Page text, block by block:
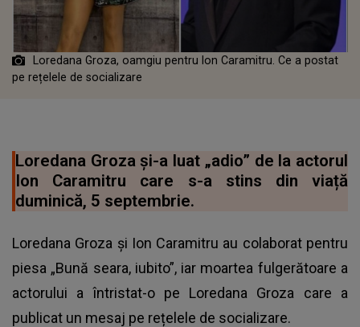
Loredana Groza, oamgiu pentru Ion Caramitru. Ce a postat
pe rețelele de socializare
Loredana Groza și-a luat „adio” de la actorul
Ion Caramitru care s-a stins din viață
duminică, 5 septembrie.
Loredana Groza și Ion Caramitru au colaborat pentru
piesa „Bună seara, iubito”, iar moartea fulgerătoare a
actorului a întristat-o pe Loredana Groza care a
publicat un mesaj pe rețelele de socializare.